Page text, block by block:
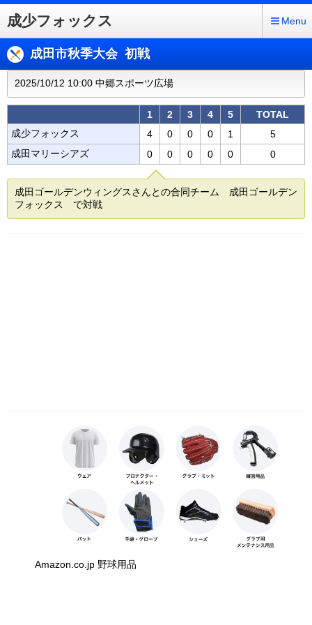
成少フォックス Menu
成田市秋季大会 初戦
2025/10/12 10:00 中郷スポーツ広場
1 2 3 4 5
TOTAL
成少フォックス
4 0 0 0 1
5
成田マリーシアズ
0 0 0 0 0 0
成田ゴールデンウィングスさんとの合同チーム 成田ゴールデン
フォックス で対戦
Amazon.co.jp 野球用品